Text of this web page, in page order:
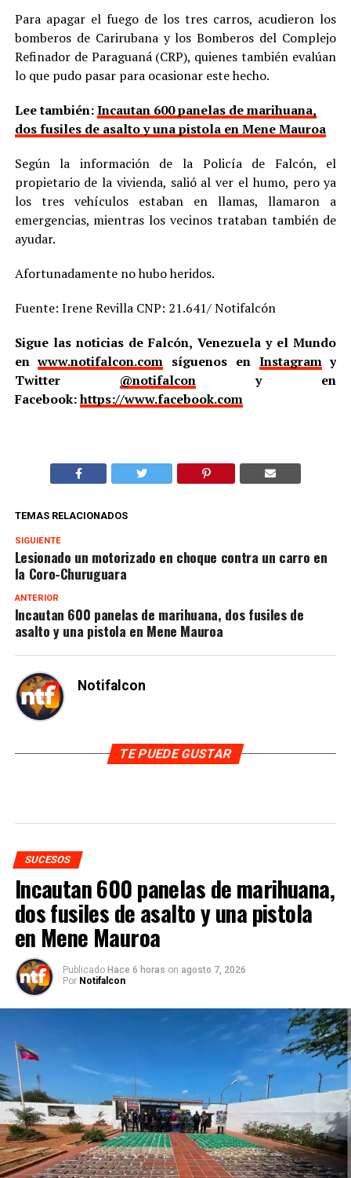
Para apagar el fuego de los tres carros, acudieron los
bomberos de Carirubana y los Bomberos del Complejo
Refinador de Paraguaná (CRP), quienes también evalúan
lo que pudo pasar para ocasionar este hecho.
Lee también:Incautan 600 panelas de marihuana,
dos fusiles de asalto y una pistola en Mene Mauroa
Según la información de la Policía de Falcón, el
propietario de la vivienda, salió al ver el humo, pero ya
los tres vehículos estaban en llamas, llamaron a
emergencias, mientras los vecinos trataban también de
ayudar.
Afortunadamente no hubo heridos.
Fuente: Irene Revilla CNP: 21.641/ Notifalcón
Sigue las noticias de Falcón, Venezuela y el Mundo
enwww.notifalcon.com síguenos en Instagramy
Twitter @notifalcony en
Facebook:https://www.facebook.com
TEMAS RELACIONADOS
SIGUIENTE
Lesionado un motorizado en choque contra un carro en
la Coro-Churuguara
ANTERIOR
Incautan 600 panelas de marihuana, dos fusiles de
asalto y una pistola en Mene Mauroa
Notifalcon
TE PUEDE GUSTAR
SUCESOS
Incautan 600 panelas de marihuana,
dos fusiles de asalto y una pistola
en Mene Mauroa
Publicado Hace 6 horas on agosto 7, 2026
Por Notifalcon